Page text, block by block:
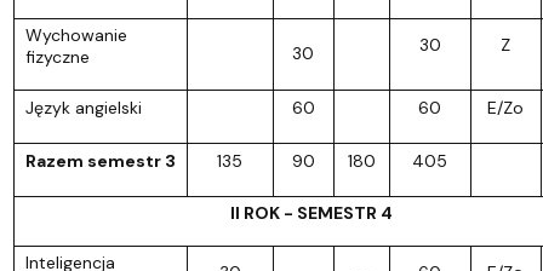
Wychowanie
fizyczne
30 30 Z
Język angielski 60 60 E/Zo
Razem semestr 3 135 90 180 405
II ROK - SEMESTR 4
Inteligencja